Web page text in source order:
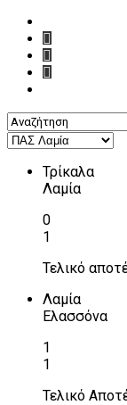
Τρίκαλα
Λαμία
0
1
Τελικό
Λαμία
Ελασσόνα
1
1
Τελικό